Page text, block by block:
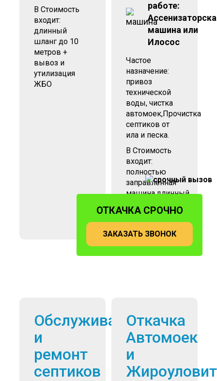
В Стоимость
входит:
длинный
шланг до 10
метров +
вывоз и
утилизация
ЖБО
работе:
машина или
Илосос
Частое
назначение:
привоз
технической
воды, чистка
автомоек,Прочистка
септиков от
ила и песка.
В Стоимость
входит:
полностью
заправленная
машина,длинный
водитель
Обслуживание
и
ремонт
септиков
Откачка
Автомоек
и
ОТКАЧКА СРОЧНО
ЗАКАЗАТЬ ЗВОНОК